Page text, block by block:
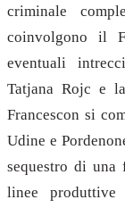
criminale
coinvolgono il
eventuali
Tatjana Rojc e
Francescon si
Udine e
sequestro di una
linee produttive